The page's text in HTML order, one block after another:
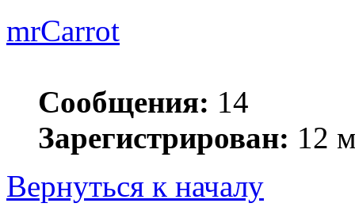
mrCarrot
Сообщения: 14
Зарегистрирован: 12
Вернуться к началу